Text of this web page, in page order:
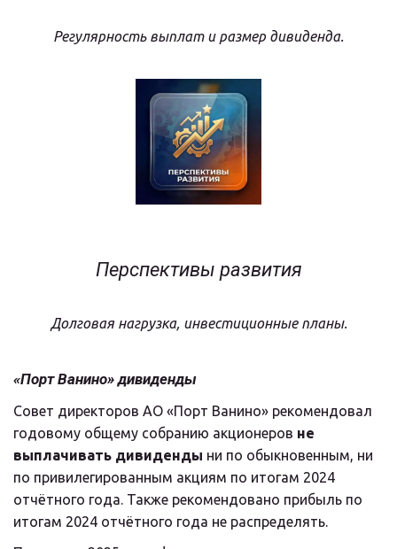
Регулярность выплат и размер дивиденда.
Перспективы развития
Долговая нагрузка, инвестиционные планы.
«Порт Ванино» дивиденды
Совет директоров АО «Порт Ванино» рекомендовал
годовому общему собранию акционеров не
выплачивать дивиденды ни по обыкновенным, ни
по привилегированным акциям по итогам 2024
отчётного года. Также рекомендовано прибыль по
итогам 2024 отчётного года не распределять.